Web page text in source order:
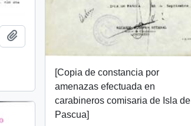
Añadir al portapapeles
[Copia de constancia por
amenazas efectuada en
carabineros comisaria de Isla de
Pascua]